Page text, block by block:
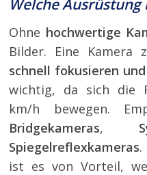
Welche
Ohne hochwertige
Bilder. Eine Kamera
schnell fokusieren
wichtig, da sich die
km/h bewegen.
Bridgekameras,
Spiegelreflexkameras.
ist es von Vorteil,